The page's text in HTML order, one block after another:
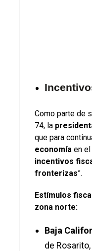
Como parte de
74, la
que para
economía en el
incentivos
fronterizas”.
Estímulos fisca
zona norte:
Baja
de